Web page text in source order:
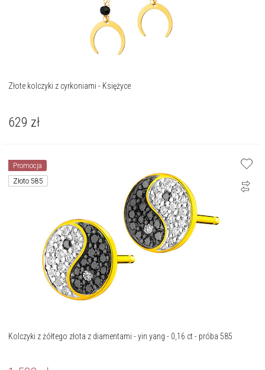
Złote kolczyki z cyrkoniami - Księżyce
629 zł
Promocja
Złoto 585
Kolczyki z żółtego złota z diamentami - yin yang - 0,16 ct - próba 585